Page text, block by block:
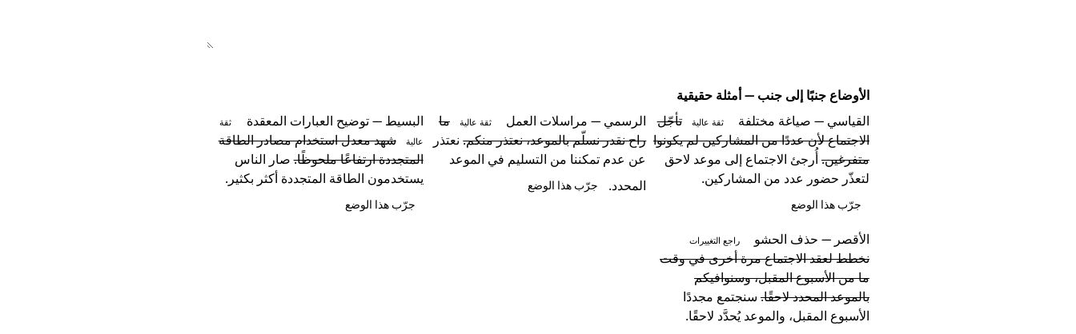
الأوضاع جنبًا إلى جنب — أمثلة حقيقية
القياسي — صياغة مختلفة
ثقة عالية
تأجّل
الاجتماع لأن عددًا من المشاركين لم يكونوا
متفرغين. أُرجئ الاجتماع إلى موعد لاحق
لتعذّر حضور عدد من المشاركين.
جرّب هذا الوضع
الرسمي — مراسلات العمل ثقة عالية
ما
راح نقدر نسلّم بالموعد، نعتذر منكم. نعتذر
عن عدم تمكننا من التسليم في الموعد
المحدد.
جرّب هذا الوضع
البسيط — توضيح العبارات المعقدة
ثقة
عالية
شهد معدل استخدام مصادر الطاقة
المتجددة ارتفاعًا ملحوظًا. صار الناس
يستخدمون الطاقة المتجددة أكثر بكثير.
جرّب هذا الوضع
الأقصر — حذف الحشو راجع التغييرات
نخطط لعقد الاجتماع مرة أخرى في وقت
ما من الأسبوع المقبل، وسنوافيكم
بالموعد المحدد لاحقًا. سنجتمع مجددًا
الأسبوع المقبل، والموعد يُحدَّد لاحقًا.